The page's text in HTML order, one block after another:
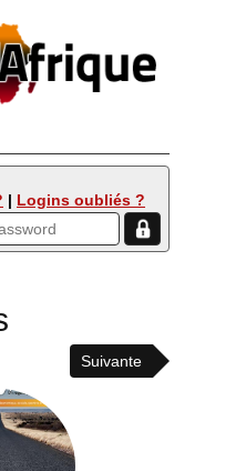
| Logins oubliés ?
Suivante